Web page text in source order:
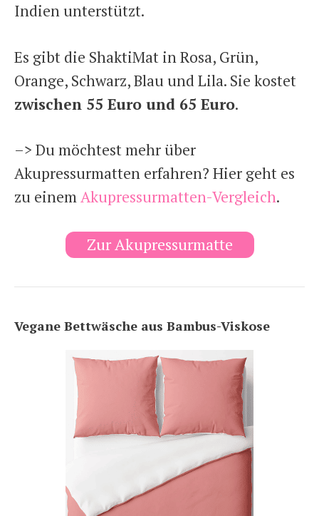
Indien unterstützt.
Es gibt die ShaktiMat in Rosa, Grün,
Orange, Schwarz, Blau und Lila. Sie kostet
zwischen 55 Euro und 65 Euro.
–> Du möchtest mehr über
Akupressurmatten erfahren? Hier geht es
zu einemAkupressurmatten-Vergleich.
Zur Akupressurmatte
Vegane Bettwäsche aus Bambus-Viskose